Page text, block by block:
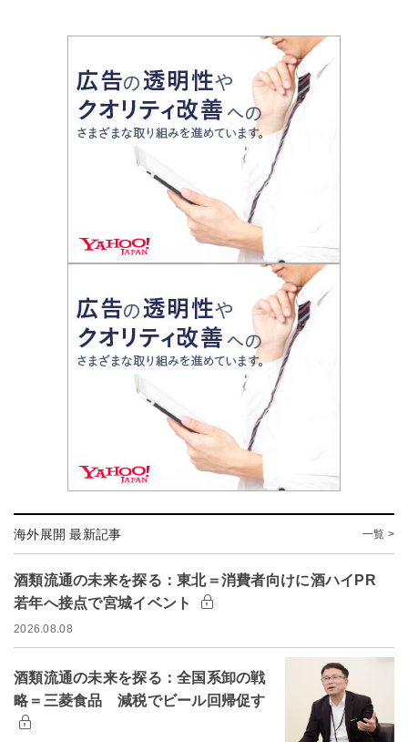
海外展開 最新記事 一覧 >
酒類流通の未来を探る：東北＝消費者向けに酒ハイPR
若年へ接点で宮城イベント
2026.08.08
酒類流通の未来を探る：全国系卸の戦
略＝三菱食品 減税でビール回帰促す